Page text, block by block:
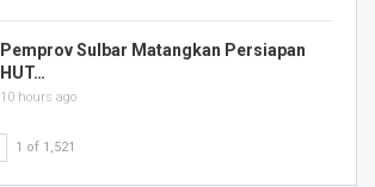
Pemprov Sulbar Matangkan Persiapan
HUT…
10 hours ago
1 of 1,521